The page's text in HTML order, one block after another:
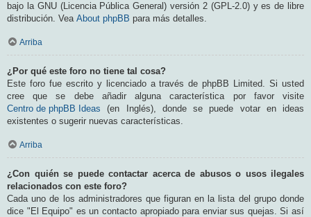
bajo la GNU (Licencia Pública General) versión 2 (GPL-2.0) y es de libre
distribución. Vea About phpBB para más detalles.
Arriba
¿Por qué este foro no tiene tal cosa?
Este foro fue escrito y licenciado a través de phpBB Limited. Si usted
cree que se debe añadir alguna característica por favor visite
Centro de phpBB Ideas (en Inglés), donde se puede votar en ideas
existentes o sugerir nuevas características.
Arriba
¿Con quién se puede contactar acerca de abusos o usos ilegales
relacionados con este foro?
Cada uno de los administradores que figuran en la lista del grupo donde
dice "El Equipo" es un contacto apropiado para enviar sus quejas. Si así